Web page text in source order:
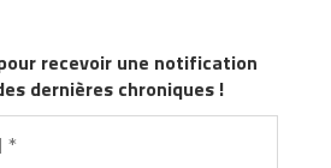
recevoir une notification
dernières chroniques !